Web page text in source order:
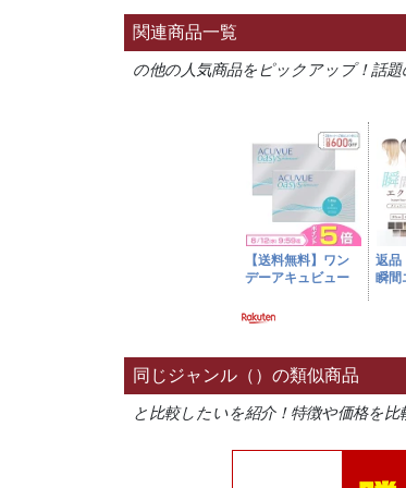
関連商品一覧
の他の人気商品をピックアップ！話
同じジャンル（）の類似商品
と比較したいを紹介！特徴や価格を